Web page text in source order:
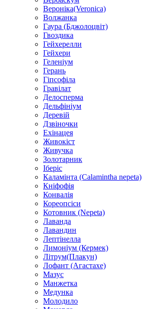
Вероніка(Veronica)
Волжанка
Гаура (Бджолоцвіт)
Гвоздика
Гейхерелли
Гейхери
Геленіум
Герань
Гіпсофіла
Гравілат
Делосперма
Дельфініум
Деревій
Дзвіночки
Ехінацея
Живокіст
Живучка
Золотарник
Іберіс
Каламінта (Calamintha nepeta)
Кніфофія
Конвалія
Кореопсіси
Котовник (Nepeta)
Лаванда
Лавандин
Лептінелла
Лимоніум (Кермек)
Літрум(Плакун)
Лофант (Агастахе)
Мазус
Манжетка
Медунка
Молодило